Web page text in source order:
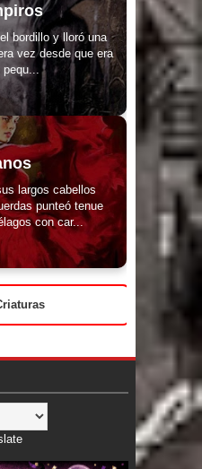
bordillo y lloró una
vez desde que era
largos cabellos
punteó tenue
con car...